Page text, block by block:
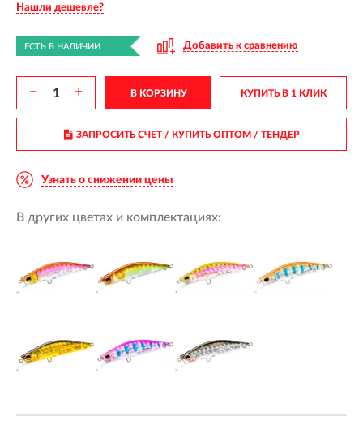
Нашли дешевле?
ЕСТЬ В НАЛИЧИИ Добавить к сравнению
− + В КОРЗИНУ КУПИТЬ В 1 КЛИК
ЗАПРОСИТЬ СЧЕТ / КУПИТЬ ОПТОМ/ ТЕНДЕР
Узнать о снижении цены
В других цветах и комплектациях: